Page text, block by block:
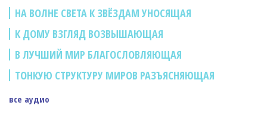
НА ВОЛНЕ СВЕТА К ЗВЁЗДАМ УНОСЯЩАЯ
К ДОМУ ВЗГЛЯД ВОЗВЫШАЮЩАЯ
В ЛУЧШИЙ МИР БЛАГОСЛОВЛЯЮЩАЯ
ТОНКУЮ СТРУКТУРУ МИРОВ РАЗЪЯСНЯЮЩАЯ
все аудио